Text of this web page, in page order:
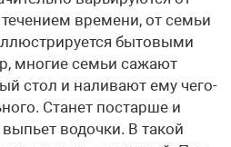
течением времени, от семьи
бытовыми
многие семьи сажают
стол и наливают ему чего-
Станет постарше и
водочки. В такой